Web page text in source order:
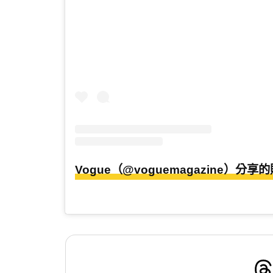
Vogue（@voguemagazine）分享的